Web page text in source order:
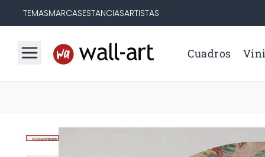
TEMASMARCASESTANCIASARTISTAS
Cuadros